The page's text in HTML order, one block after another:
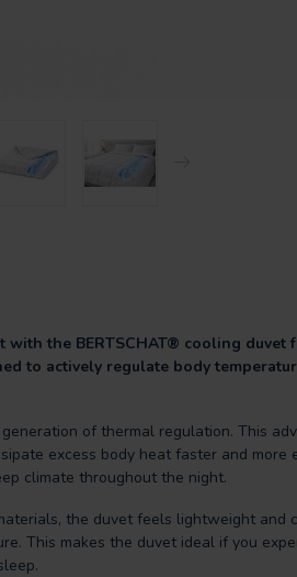
the BERTSCHAT® cooling duvet
to actively regulate body
of thermal regulation. This
excess body heat faster and more
climate throughout the night.
the duvet feels lightweight and
This makes the duvet ideal if you